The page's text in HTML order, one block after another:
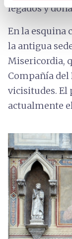
legados y
En la esquina
la antigua
Misericordia,
Compañía del
vicisitudes. El
actualmente